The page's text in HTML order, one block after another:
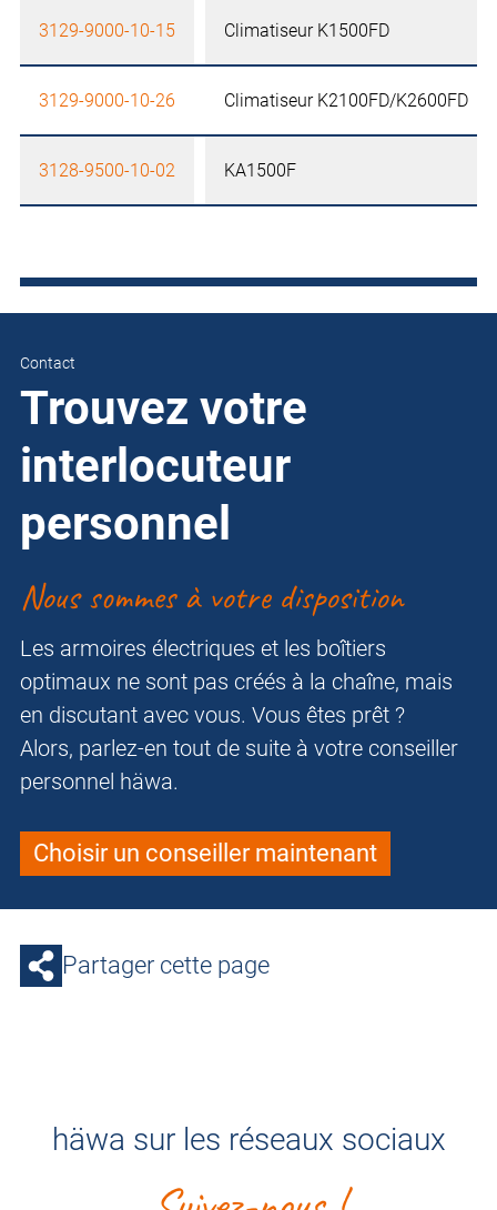
3129-9000-10-15 Climatiseur K1500FD
3129-9000-10-26 Climatiseur K2100FD/K2600FD
3128-9500-10-02 KA1500F
Contact
Trouvez votre
interlocuteur
personnel
Nous sommes à votre disposition
Les armoires électriques et les boîtiers
optimaux ne sont pas créés à la chaîne, mais
en discutant avec vous. Vous êtes prêt ?
Alors, parlez-en tout de suite à votre conseiller
personnel häwa.
Choisir un conseiller maintenant
Partager cette page
häwa sur les réseaux sociaux